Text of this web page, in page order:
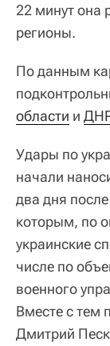
22 минут она
регионы.
По данным
области и
Удары по
начали
два дня
которым, по
украинские
числе по
военного
Вместе с тем
Дмитрий